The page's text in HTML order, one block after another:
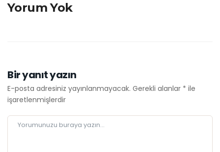
Yorum Yok
Bir yanıt yazın
E-posta adresiniz yayınlanmayacak. Gerekli alanlar * ile
işaretlenmişlerdir